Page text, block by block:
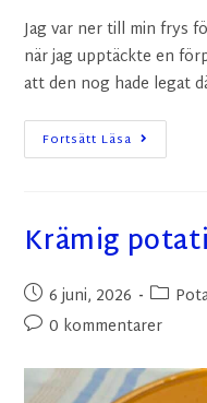
Jag var ner till min frys
när jag upptäckte en
att den nog hade legat
Fortsätt Läsa
Krämig
6 juni, 2026
0 kommentarer